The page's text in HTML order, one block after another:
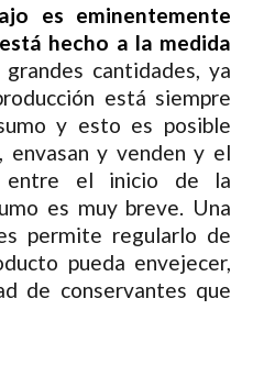
es eminentemente
hecho a la medida
cantidades, ya
está siempre
y esto es posible
envasan y venden y el
entre el inicio de la
es muy breve. Una
permite regularlo de
pueda envejecer,
de conservantes que